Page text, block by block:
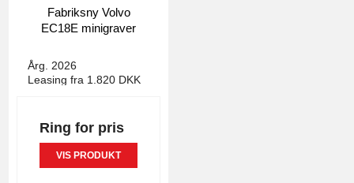
Fabriksny Volvo
EC18E minigraver
Årg. 2026
Leasing fra 1.820 DKK
Ring for pris
VIS PRODUKT